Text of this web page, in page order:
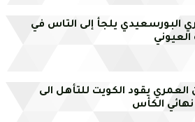
البورسعيدي يلجأ إلى التاس في
العمري يقود الكويت للتأهل الى
الكأس